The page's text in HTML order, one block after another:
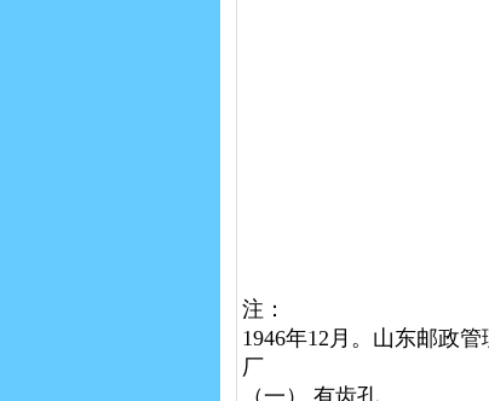
注：
1946年12月。山东邮政
厂
（一） 有齿孔